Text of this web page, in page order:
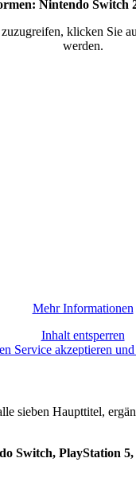
Nintendo
klicken Sie
werden.
Mehr Informationen
Inhalt entsperren
Service akzeptieren
sieben Haupttitel,
Switch, PlayStation